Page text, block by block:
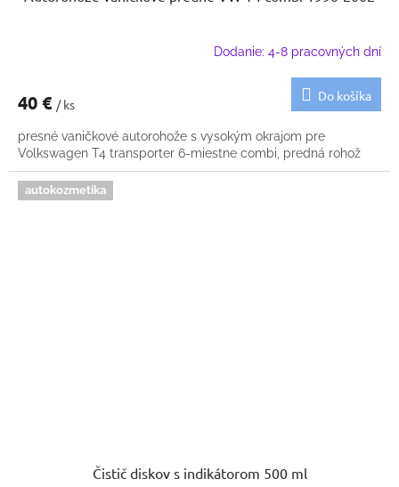
Dodanie: 4-8 pracovných dní
40 € / ks
Do košíka
presné vaničkové autorohože s vysokým okrajom pre
Volkswagen T4 transporter 6-miestne combi, predná rohož
autokozmetika
Čistič diskov s indikátorom 500 ml